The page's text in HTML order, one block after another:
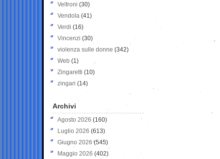
Veltroni (30)
Vendola (41)
Verdi (16)
Vincenzi (30)
violenza sulle donne (342)
Web (1)
Zingaretti (10)
zingari (14)
Archivi
Agosto 2026 (160)
Luglio 2026 (613)
Giugno 2026 (545)
Maggio 2026 (402)